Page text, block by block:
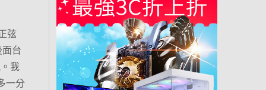
弦
面台
我
一分